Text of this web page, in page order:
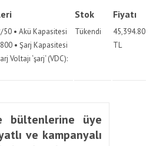
Stok Fiyatı
50 • Akü Kapasitesi
• Şarj Kapasitesi
Voltajı ‘şarj‘ (VDC):
Tükendi
45,394.80
TL
bültenlerine üye
ve kampanyalı